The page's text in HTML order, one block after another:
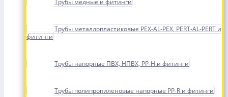
Трубы медные и фитинги
Трубы металлопластиковые PEX-AL-PEX, PERT-AL-PERT и
фитинги
Трубы напорные ПВХ, НПВХ, PP-H и фитинги
Трубы полипропиленовые напорные PP-R и фитинги